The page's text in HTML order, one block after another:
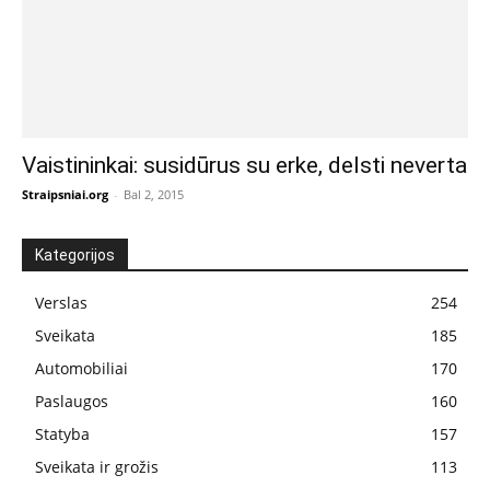
Vaistininkai: susidūrus su erke, delsti neverta
Straipsniai.org - Bal 2, 2015
Kategorijos
Verslas
254
Sveikata
185
Automobiliai
170
Paslaugos
160
Statyba
157
Sveikata ir grožis
113